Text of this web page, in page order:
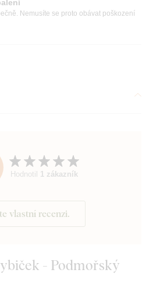
Nemusíte se proto obávat poškození
Hodnotil 1 zákazník
vlastní recenzi.
- Podmořský